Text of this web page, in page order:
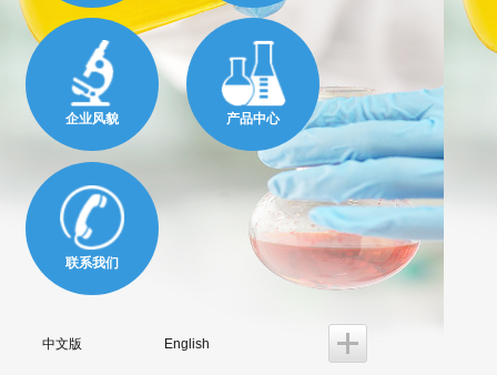
企业风貌 产品中心
联系我们
中文版 English